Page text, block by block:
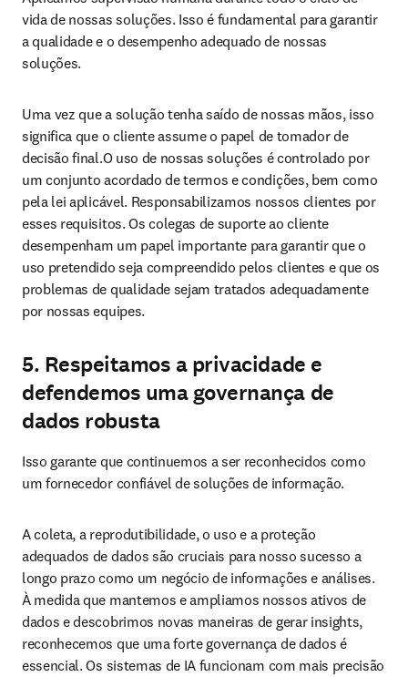
vida de nossas soluções. Isso é fundamental para garantir
a qualidade e o desempenho adequado de nossas
soluções.
Uma vez que a solução tenha saído de nossas mãos, isso
significa que o cliente assume o papel de tomador de
decisão final.O uso de nossas soluções é controlado por
um conjunto acordado de termos e condições, bem como
pela lei aplicável. Responsabilizamos nossos clientes por
esses requisitos. Os colegas de suporte ao cliente
desempenham um papel importante para garantir que o
uso pretendido seja compreendido pelos clientes e que os
problemas de qualidade sejam tratados adequadamente
por nossas equipes.
5. Respeitamos a privacidade e
defendemos uma governança de
dados robusta
Isso garante que continuemos a ser reconhecidos como
um fornecedor confiável de soluções de informação.
A coleta, a reprodutibilidade, o uso e a proteção
adequados de dados são cruciais para nosso sucesso a
longo prazo como um negócio de informações e análises.
À medida que mantemos e ampliamos nossos ativos de
dados e descobrimos novas maneiras de gerar insights,
reconhecemos que uma forte governança de dados é
essencial. Os sistemas de IA funcionam com mais precisão